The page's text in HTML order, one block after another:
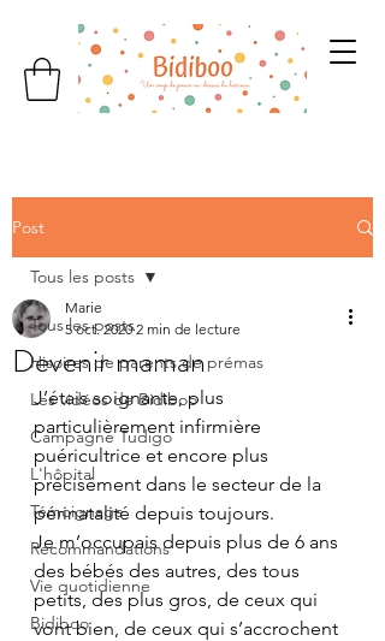
Post
Tous les posts
Hisoires de parents de prémas
Les vidéos de Bidiboo
Campagne Tudigo
L'hôpital
Témoignage
Recommandations
Vie quotidienne
Bidiboo
Tous les posts
Devenir maman
Marie
5 oct. 2020 2 min de lecture
J’étais soignante, plus
particulièrement infirmière
puéricultrice et encore plus
précisément dans le secteur de la
périnatalité depuis toujours.
Je m’occupais depuis plus de 6 ans
des bébés des autres, des tous
petits, des plus gros, de ceux qui
vont bien, de ceux qui s’accrochent